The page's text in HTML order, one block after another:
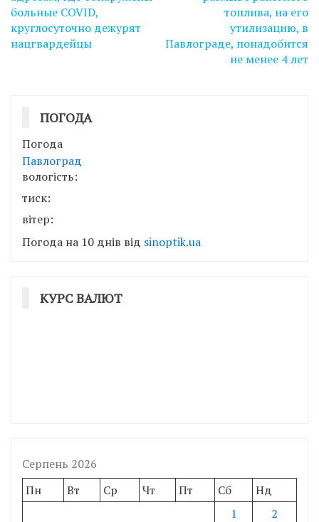
больные COVID,
круглосуточно дежурят
нацгвардейцы
топлива, на его
утилизацию, в
Павлограде, понадобится
не менее 4 лет
ПОГОДА
Погода
Павлоград
вологість:
тиск:
вітер:
Погода на 10 днів від sinoptik.ua
КУРС ВАЛЮТ
Серпень 2026
Пн
Вт Ср Чт Пт Сб
Нд
1
2